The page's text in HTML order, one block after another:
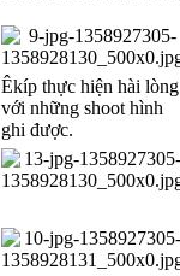
Êkíp thực hiện hài lòng
với những shoot hình
ghi được.